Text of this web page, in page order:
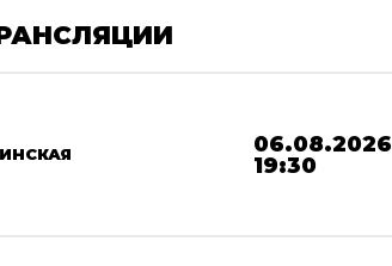
06.08.2026
19:30